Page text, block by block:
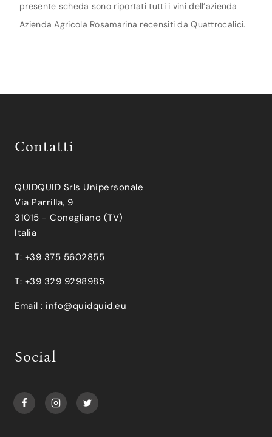
presente scheda sono riportati tutti i vini dell’azienda
Azienda Agricola Rosamarina recensiti da Quattrocalici.
Contatti
QUIDQUID Srls Unipersonale
Via Parrilla, 9
31015 - Conegliano (TV)
Italia
T: +39 375 5602855
T: +39 329 9298985
Email : info@quidquid.eu
Social